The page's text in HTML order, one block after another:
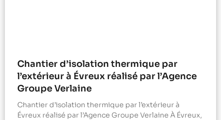
Chantier d’isolation thermique par
l’extérieur à Évreux réalisé par l’Agence
Groupe Verlaine
Chantier d’isolation thermique par l’extérieur à
Évreux réalisé par l’Agence Groupe Verlaine À Évreux,